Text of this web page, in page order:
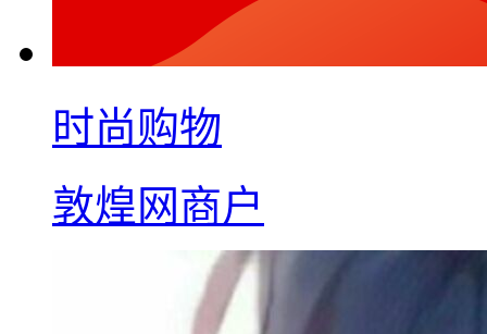
时尚购物
敦煌网商户